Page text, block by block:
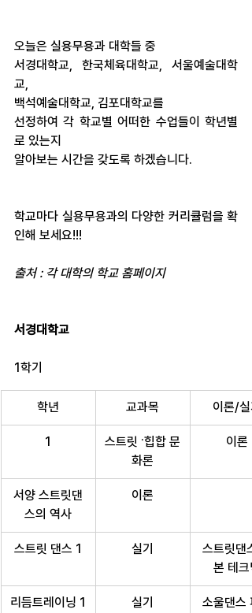
오늘은 실용무용과 대학들 중
서경대학교, 한국체육대학교, 서울예술대학
교,
백석예술대학교, 김포대학교를
선정하여 각 학교별 어떠한 수업들이 학년별
로 있는지
알아보는 시간을 갖도록 하겠습니다.
학교마다 실용무용과의 다양한 커리큘럼을 확
인해 보세요!!!
출처 : 각 대학의 학교 홈페이지
서경대학교
1학기
학년 교과목 이론/실
1
스트릿 ·힙합 문
화론
이론
서양 스트릿댄
스의 역사
이론
스트릿 댄스 1 실기
스트릿댄
본 테크
리듬트레이닝 1 실기
소울댄스